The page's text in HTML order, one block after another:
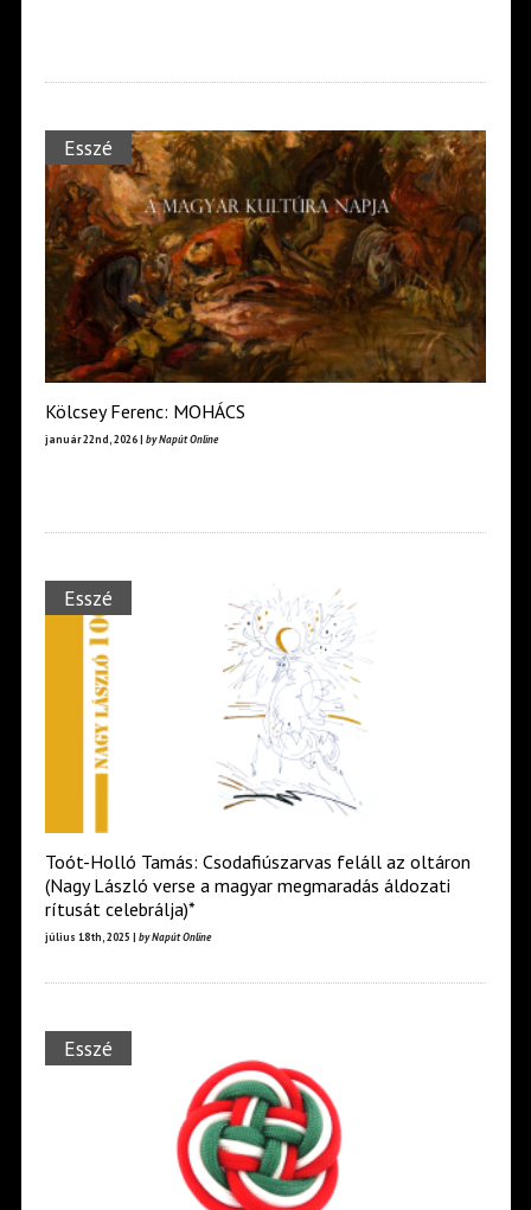
Esszé
Kölcsey Ferenc: MOHÁCS
január 22nd, 2026 | by Napút Online
Esszé
Toót-Holló Tamás: Csodafiúszarvas feláll az oltáron
(Nagy László verse a magyar megmaradás áldozati
rítusát celebrálja)*
július 18th, 2025 | by Napút Online
Esszé